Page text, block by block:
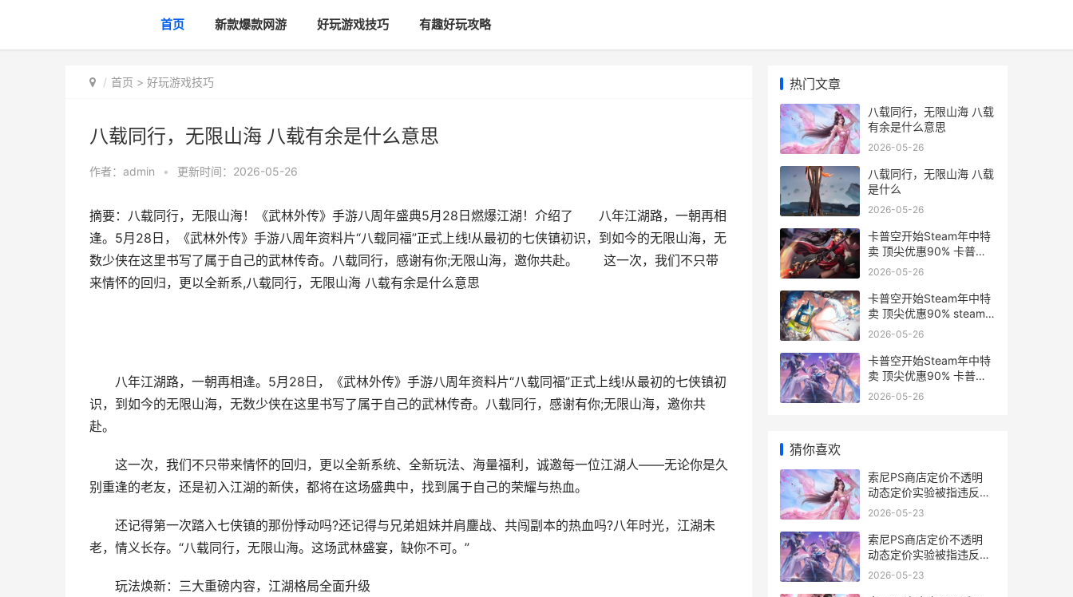
首页 新款爆款网游 好玩游戏技巧 有趣好玩攻略
首页 > 好玩游戏技巧
八载同行，无限山海 八载有余是什么意思
作者： admin • 更新时间：2026-05-26
摘要：八载同行，无限山海！《武林外传》手游八周年盛典5月28日燃爆江湖！介绍了 八年江湖路，一朝再相
逢。5月28日，《武林外传》手游八周年资料片“八载同福”正式上线!从最初的七侠镇初识，到如今的无限山海，无
数少侠在这里书写了属于自己的武林传奇。八载同行，感谢有你;无限山海，邀你共赴。 这一次，我们不只带
来情怀的回归，更以全新系,八载同行，无限山海 八载有余是什么意思
八年江湖路，一朝再相逢。5月28日，《武林外传》手游八周年资料片“八载同福”正式上线!从最初的七侠镇初
识，到如今的无限山海，无数少侠在这里书写了属于自己的武林传奇。八载同行，感谢有你;无限山海，邀你共
赴。
这一次，我们不只带来情怀的回归，更以全新系统、全新玩法、海量福利，诚邀每一位江湖人——无论你是久
别重逢的老友，还是初入江湖的新侠，都将在这场盛典中，找到属于自己的荣耀与热血。
还记得第一次踏入七侠镇的那份悸动吗?还记得与兄弟姐妹并肩鏖战、共闯副本的热血吗?八年时光，江湖未
老，情义长存。“八载同行，无限山海。这场武林盛宴，缺你不可。”
玩法焕新：三大重磅内容，江湖格局全面升级
热门文章
八载同行，无限山海 八载
有余是什么意思
2026-05-26
八载同行，无限山海 八载
是什么
2026-05-26
卡普空开始Steam年中特
卖 顶尖优惠90% 卡普空
steam游戏
2026-05-26
卡普空开始Steam年中特
卖 顶尖优惠90% steam
卡普空合集
2026-05-26
卡普空开始Steam年中特
卖 顶尖优惠90% 卡普空
经典游戏合集
2026-05-26
猜你喜欢
索尼PS商店定价不透明
动态定价实验被指违反欧
盟消费者法 索尼官网预订
2026-05-23
索尼PS商店定价不透明
动态定价实验被指违反欧
盟消费者法 索尼ps商城
2026-05-23